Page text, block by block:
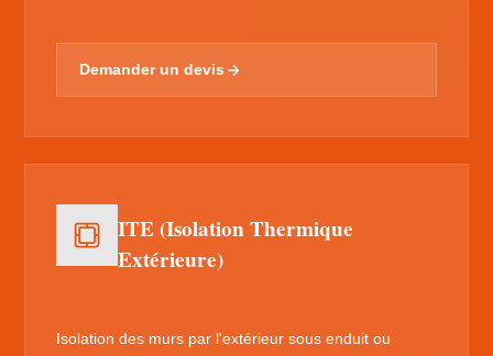
Demander un devis
ITE (Isolation Thermique
Extérieure)
Isolation des murs par l'extérieur sous enduit ou